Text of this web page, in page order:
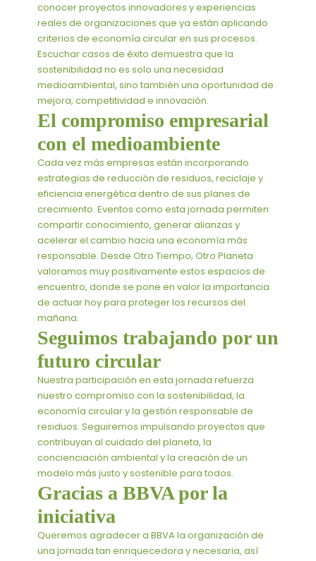
conocer proyectos innovadores y experiencias
reales de organizaciones que ya están aplicando
criterios de economía circular en sus procesos.
Escuchar casos de éxito demuestra que la
sostenibilidad no es solo una necesidad
medioambiental, sino también una oportunidad de
mejora, competitividad e innovación.
El compromiso empresarial
con el medioambiente
Cada vez más empresas están incorporando
estrategias de reducción de residuos, reciclaje y
eficiencia energética dentro de sus planes de
crecimiento. Eventos como esta jornada permiten
compartir conocimiento, generar alianzas y
acelerar el cambio hacia una economía más
responsable. Desde Otro Tiempo, Otro Planeta
valoramos muy positivamente estos espacios de
encuentro, donde se pone en valor la importancia
de actuar hoy para proteger los recursos del
mañana.
Seguimos trabajando por un
futuro circular
Nuestra participación en esta jornada refuerza
nuestro compromiso con la sostenibilidad, la
economía circular y la gestión responsable de
residuos. Seguiremos impulsando proyectos que
contribuyan al cuidado del planeta, la
concienciación ambiental y la creación de un
modelo más justo y sostenible para todos.
Gracias a BBVA por la
iniciativa
Queremos agradecer a BBVA la organización de
una jornada tan enriquecedora y necesaria, así